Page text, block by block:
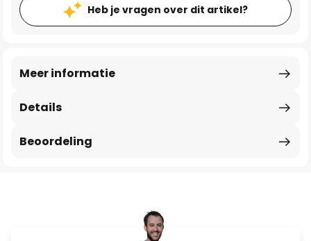
Heb je vragen over dit artikel?
Details
Meer informatie
Beoordeling